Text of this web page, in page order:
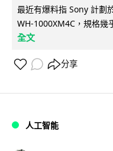
最近有爆料指 Sony 計劃
WH-1000XM4C，規格幾
全文
分享
人工智能